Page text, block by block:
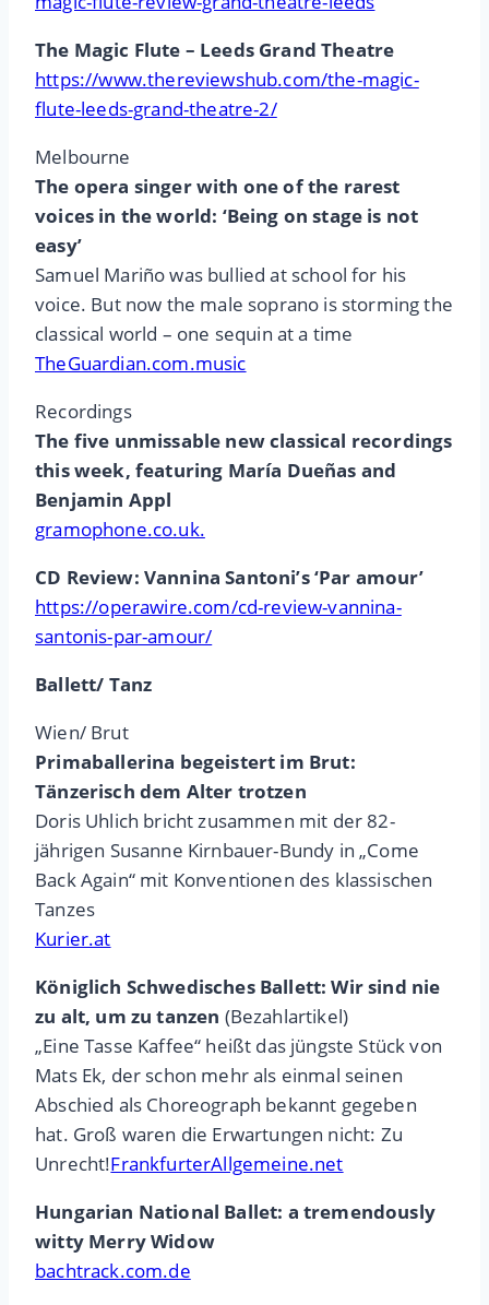
The Magic Flute – Leeds Grand Theatre
https://www.thereviewshub.com/the-magic-
flute-leeds-grand-theatre-2/
Melbourne
The opera singer with one of the rarest
voices in the world: ‘Being on stage is not
easy’
Samuel Mariño was bullied at school for his
voice. But now the male soprano is storming the
classical world – one sequin at a time
TheGuardian.com.music
Recordings
The five unmissable new classical recordings
this week, featuring María Dueñas and
Benjamin Appl
gramophone.co.uk.
CD Review: Vannina Santoni’s ‘Par amour’
https://operawire.com/cd-review-vannina-
santonis-par-amour/
Ballett/ Tanz
Wien/ Brut
Primaballerina begeistert im Brut:
Tänzerisch dem Alter trotzen
Doris Uhlich bricht zusammen mit der 82-
jährigen Susanne Kirnbauer-Bundy in „Come
Back Again“ mit Konventionen des klassischen
Tanzes
Kurier.at
Königlich Schwedisches Ballett: Wir sind nie
zu alt, um zu tanzen (Bezahlartikel)
„Eine Tasse Kaffee“ heißt das jüngste Stück von
Mats Ek, der schon mehr als einmal seinen
Abschied als Choreograph bekannt gegeben
hat. Groß waren die Erwartungen nicht: Zu
Unrecht!FrankfurterAllgemeine.net
Hungarian National Ballet: a tremendously
witty Merry Widow
bachtrack.com.de